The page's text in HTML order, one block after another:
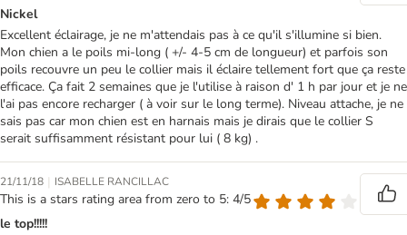
Nickel
Excellent éclairage, je ne m'attendais pas à ce qu'il s'illumine si bien.
Mon chien a le poils mi-long ( +/- 4-5 cm de longueur) et parfois son
poils recouvre un peu le collier mais il éclaire tellement fort que ça reste
efficace. Ça fait 2 semaines que je l'utilise à raison d' 1 h par jour et je ne
l'ai pas encore recharger ( à voir sur le long terme). Niveau attache, je ne
sais pas car mon chien est en harnais mais je dirais que le collier S
serait suffisamment résistant pour lui ( 8 kg) .
21/11/18 | ISABELLE RANCILLAC
This is a stars rating area from zero to 5: 4/5
le top!!!!!